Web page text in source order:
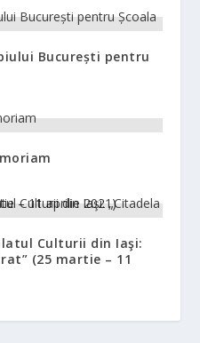
București pentru
Culturii din Iaşi:
(25 martie – 11